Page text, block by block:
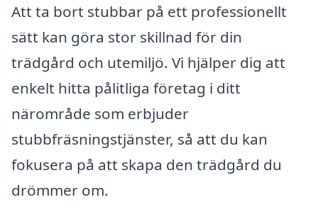
Att ta bort stubbar på ett professionellt
sätt kan göra stor skillnad för din
trädgård och utemiljö. Vi hjälper dig att
enkelt hitta pålitliga företag i ditt
närområde som erbjuder
stubbfräsningstjänster, så att du kan
fokusera på att skapa den trädgård du
drömmer om.